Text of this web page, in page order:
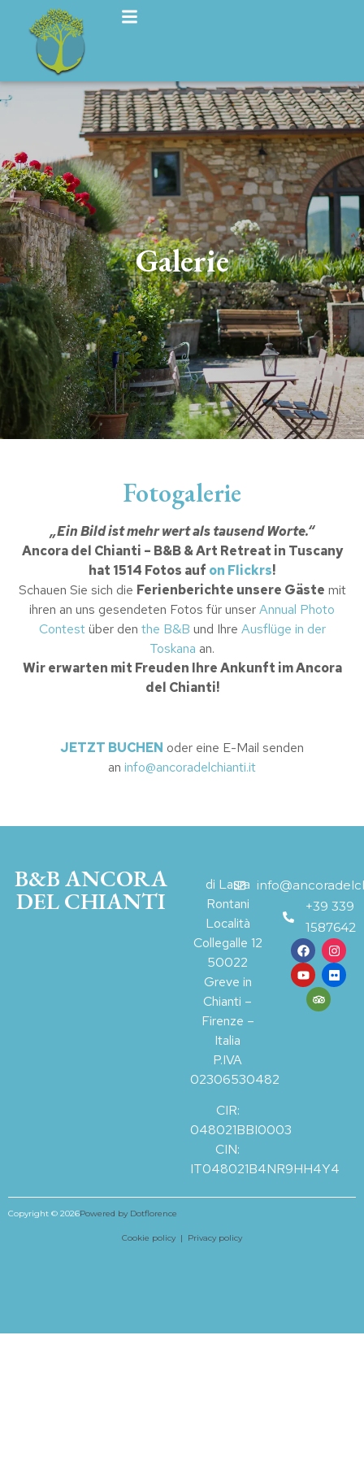
Galerie
Fotogalerie
„Ein Bild ist mehr wert als tausend Worte.“
Ancora del Chianti – B&B & Art Retreat in Tuscany
hat 1514 Fotos auf on Flickrs!
Schauen Sie sich die Ferienberichte unsere Gäste mit
ihren an uns gesendeten Fotos für unserAnnual Photo
Contestüber den the B&B und Ihre Ausflüge in der
Toskana an.
Wir erwarten mit Freuden Ihre Ankunft im Ancora
del Chianti!
JETZT BUCHEN oder eine E-Mail senden
an info@ancoradelchianti.it
B&B ANCORA
DEL CHIANTI
di Laura
Rontani
Località
Collegalle 12
50022
Greve in
Chianti –
Firenze –
Italia
P.IVA
02306530482
CIR:
048021BBI0003
CIN:
IT048021B4NR9HH4Y4
+39 339
1587642
Copyright © 2026Powered by Dotflorence
Cookie policy | Privacy policy